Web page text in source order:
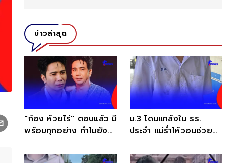
ข่าวล่าสุด
"ก้อง ห้วยไร่" ตอบแล้ว มี
พร้อมทุกอย่าง ทำไมยัง
ม.3 โดนแกล้งใน รร.
ประจำ แม่ร่ำไห้วอนช่วย